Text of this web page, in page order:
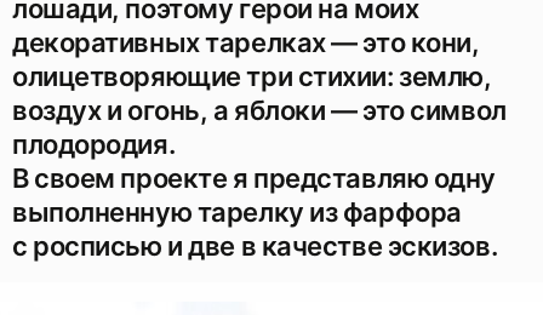
лошади, поэтому герои на моих
декоративных тарелках — это кони,
олицетворяющие три стихии: землю,
воздух и огонь, а яблоки — это символ
плодородия.
В своем проекте я представляю одну
выполненную тарелку из фарфора
с росписью и две в качестве эскизов.